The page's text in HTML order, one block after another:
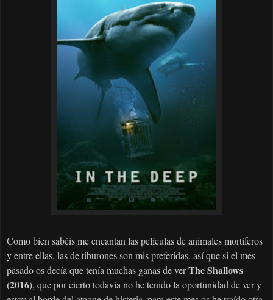
Como bien sabéis me encantan las películas de animales mortíferos
y entre ellas, las de tiburones son mis preferidas, así que si el mes
pasado os decía que tenía muchas ganas de verThe Shallows
(2016), que por cierto todavía no he tenido la oportunidad de ver y